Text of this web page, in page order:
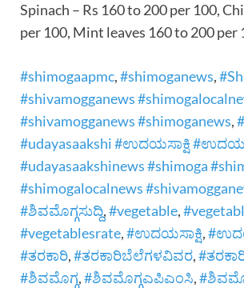
Spinach – Rs 160 to 200 per 100,
per 100, Mint leaves 160 to 200 per
#shimogaapmc,#shimoganews,
#shivamogganews
#shivamogganews #shimoganews,
#udayasaakshi #ಉದಯಸಾಕ್ಷಿ
#udayasaakshinews #shimoga
#shimogalocalnews
#ಶಿವಮೊಗ್ಗಸುದ್ದಿ,#vegetable,
#vegetablesrate,#ಉದಯಸಾಕ್ಷಿ,
#ತರಕಾರಿ,#ತರಕಾರಿಬೆಲೆಗಳವಿವರ,
#ಶಿವಮೊಗ್ಗ,#ಶಿವಮೊಗ್ಗಎಪಿಎಂಸಿ,